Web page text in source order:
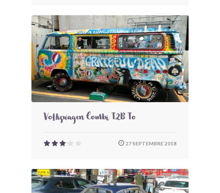
Volkswagen Combi T2B To
27 SEPTEMBRE 2018